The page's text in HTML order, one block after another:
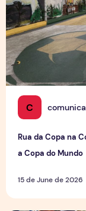
C
Rua da Copa na
a Copa do Mundo
15 de June de 2026